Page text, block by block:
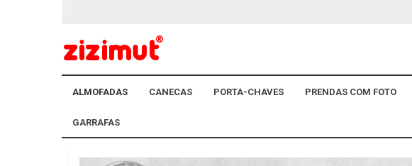
ALMOFADAS CANECAS PORTA-CHAVES PRENDAS COM FOTO
GARRAFAS